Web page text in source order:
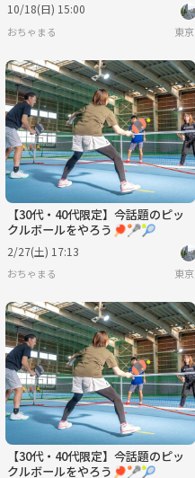
10/18(日) 15:00
おちゃまる 東京
【30代・40代限定】今話題のピッ
クルボールをやろう🏓🥍🎾
2/27(土) 17:13
おちゃまる 東京
【30代・40代限定】今話題のピッ
クルボールをやろう🏓🥍🎾